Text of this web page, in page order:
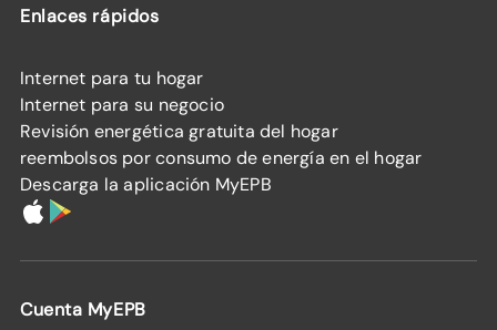
Enlaces rápidos
Internet para tu hogar
Internet para su negocio
Revisión energética gratuita del hogar
reembolsos por consumo de energía en el hogar
Descarga la aplicación MyEPB
Cuenta MyEPB